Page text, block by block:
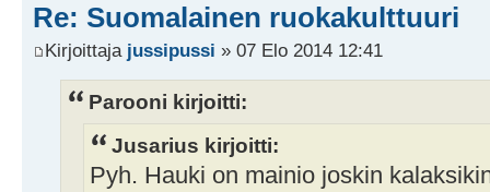
Re: Suomalainen ruokakulttuuri
Kirjoittaja jussipussi » 07 Elo 2014 12:41
Parooni kirjoitti:
Jusarius kirjoitti:
Pyh. Hauki on mainio joskin